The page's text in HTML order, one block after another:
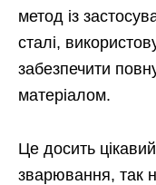
метод із
сталі,
забезпечити
матеріалом.
Це досить
зварювання, так